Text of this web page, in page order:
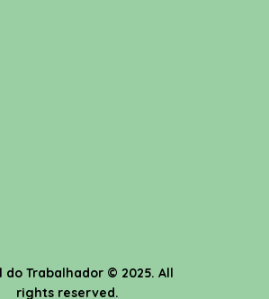
do Trabalhador © 2025. All
rights reserved.